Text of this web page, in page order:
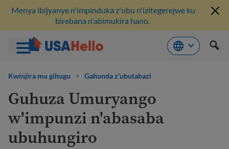
Menya ibijyanye n'impinduka z'ubu n'izitegerejwe ku
birebana n'abimukira hano.
Kwinjira mu gihugu > Gahunda z'ubutabazi
Guhuza Umuryango
w'impunzi n'abasaba
ubuhungiro